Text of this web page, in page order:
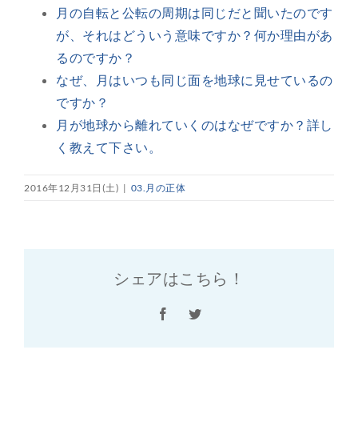
月の自転と公転の周期は同じだと聞いたのです
が、それはどういう意味ですか？何か理由があ
るのですか？
なぜ、月はいつも同じ面を地球に見せているの
ですか？
月が地球から離れていくのはなぜですか？詳し
く教えて下さい。
2016年12月31日(土) | 03.月の正体
シェアはこちら！
FacebookTwitter